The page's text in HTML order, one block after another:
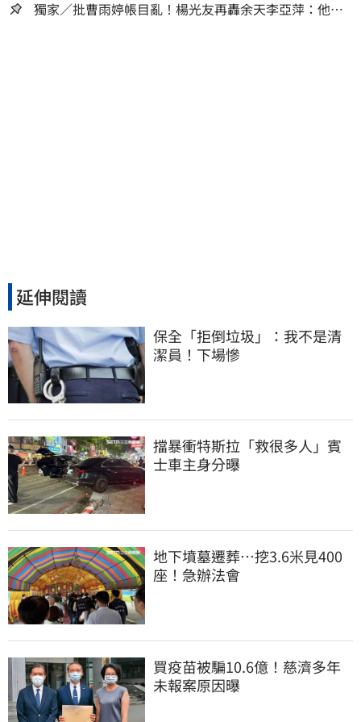
獨家／批曹雨婷帳目亂！楊光友再轟余天李亞萍：他們
延伸閱讀
保全「拒倒垃圾」：我不是清
潔員！下場慘
擋暴衝特斯拉「救很多人」賓
士車主身分曝
地下墳墓遷葬…挖3.6米見400
座！急辦法會
買疫苗被騙10.6億！慈濟多年
未報案原因曝